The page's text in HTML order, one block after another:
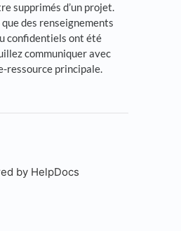
supprimés d’un projet.
que des renseignements
confidentiels ont été
communiquer avec
ressource principale.
by HelpDocs